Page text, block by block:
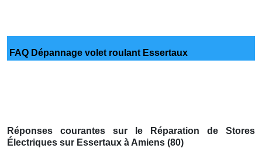
FAQ Dépannage volet roulant Essertaux
Réponses courantes sur le Réparation de Stores
Électriques sur Essertaux à Amiens (80)